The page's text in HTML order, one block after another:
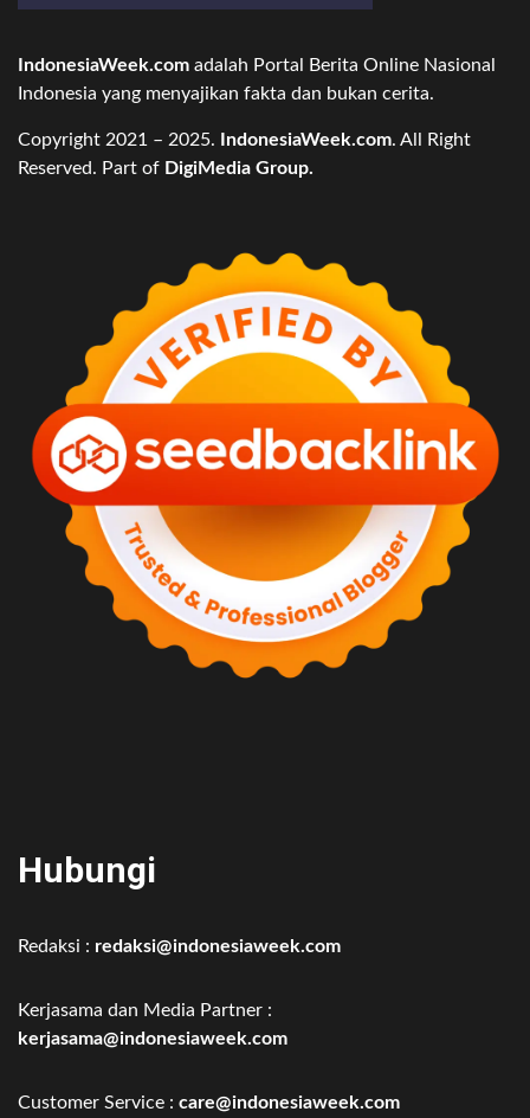
IndonesiaWeek.com adalah Portal Berita Online Nasional
Indonesia yang menyajikan fakta dan bukan cerita.
Copyright 2021 – 2025. IndonesiaWeek.com. All Right
Reserved. Part of DigiMedia Group.
Hubungi
Redaksi : redaksi@indonesiaweek.com
Kerjasama dan Media Partner :
kerjasama@indonesiaweek.com
Customer Service : care@indonesiaweek.com